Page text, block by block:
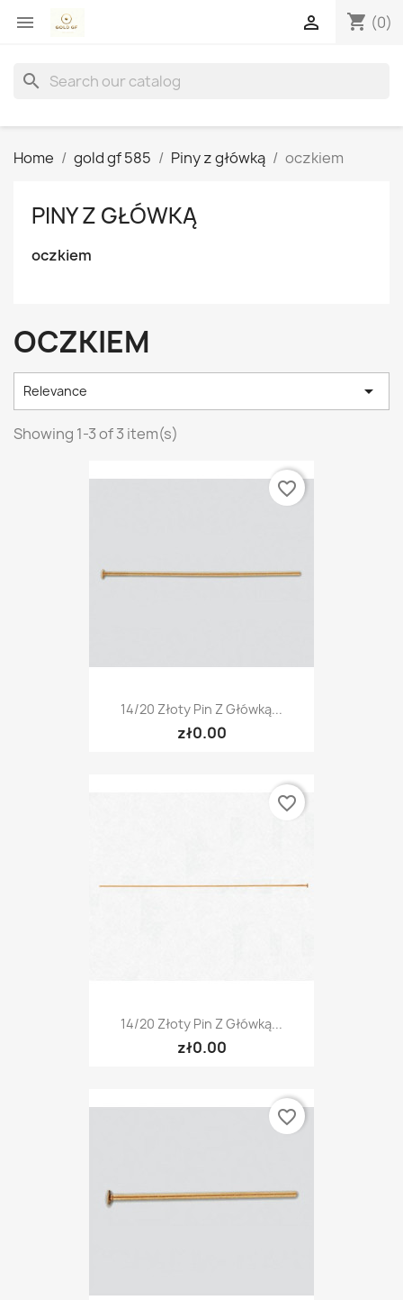
 shopping_cart (0)

search
Home gold gf 585 Piny z główką oczkiem
PINY Z GŁÓWKĄ
oczkiem
OCZKIEM
Relevance 
Showing 1-3 of 3 item(s)
14/20 Złoty Pin Z Główką...
zł0.00
favorite_border
14/20 Złoty Pin Z Główką...
zł0.00
favorite_border
favorite_border